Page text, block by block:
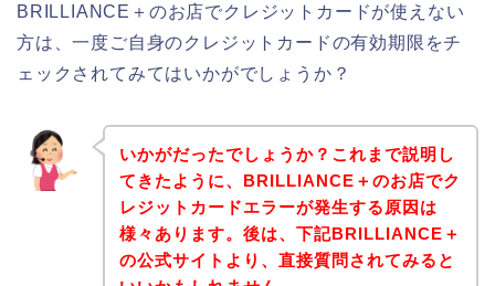
BRILLIANCE＋のお店でクレジットカードが使えない
方は、一度ご自身のクレジットカードの有効期限をチ
ェックされてみてはいかがでしょうか？
いかがだったでしょうか？これまで説明し
てきたように、BRILLIANCE＋のお店でク
レジットカードエラーが発生する原因は
様々あります。後は、下記BRILLIANCE＋
の公式サイトより、直接質問されてみると